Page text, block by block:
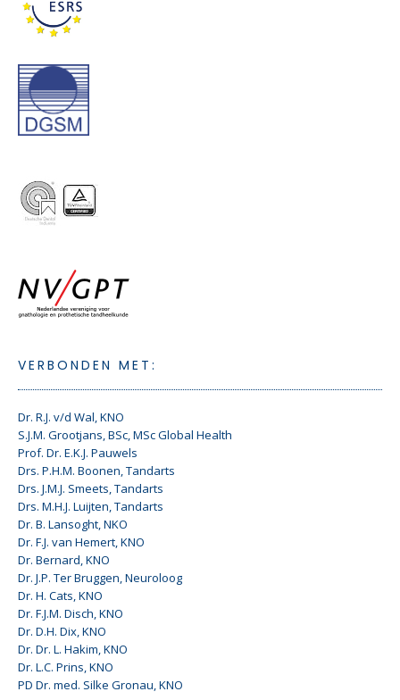
VERBONDEN MET:
Dr. R.J. v/d Wal, KNO
S.J.M. Grootjans, BSc, MSc Global Health
Prof. Dr. E.K.J. Pauwels
Drs. P.H.M. Boonen, Tandarts
Drs. J.M.J. Smeets, Tandarts
Drs. M.H.J. Luijten, Tandarts
Dr. B. Lansoght, NKO
Dr. F.J. van Hemert, KNO
Dr. Bernard, KNO
Dr. J.P. Ter Bruggen, Neuroloog
Dr. H. Cats, KNO
Dr. F.J.M. Disch, KNO
Dr. D.H. Dix, KNO
Dr. Dr. L. Hakim, KNO
Dr. L.C. Prins, KNO
PD Dr. med. Silke Gronau, KNO